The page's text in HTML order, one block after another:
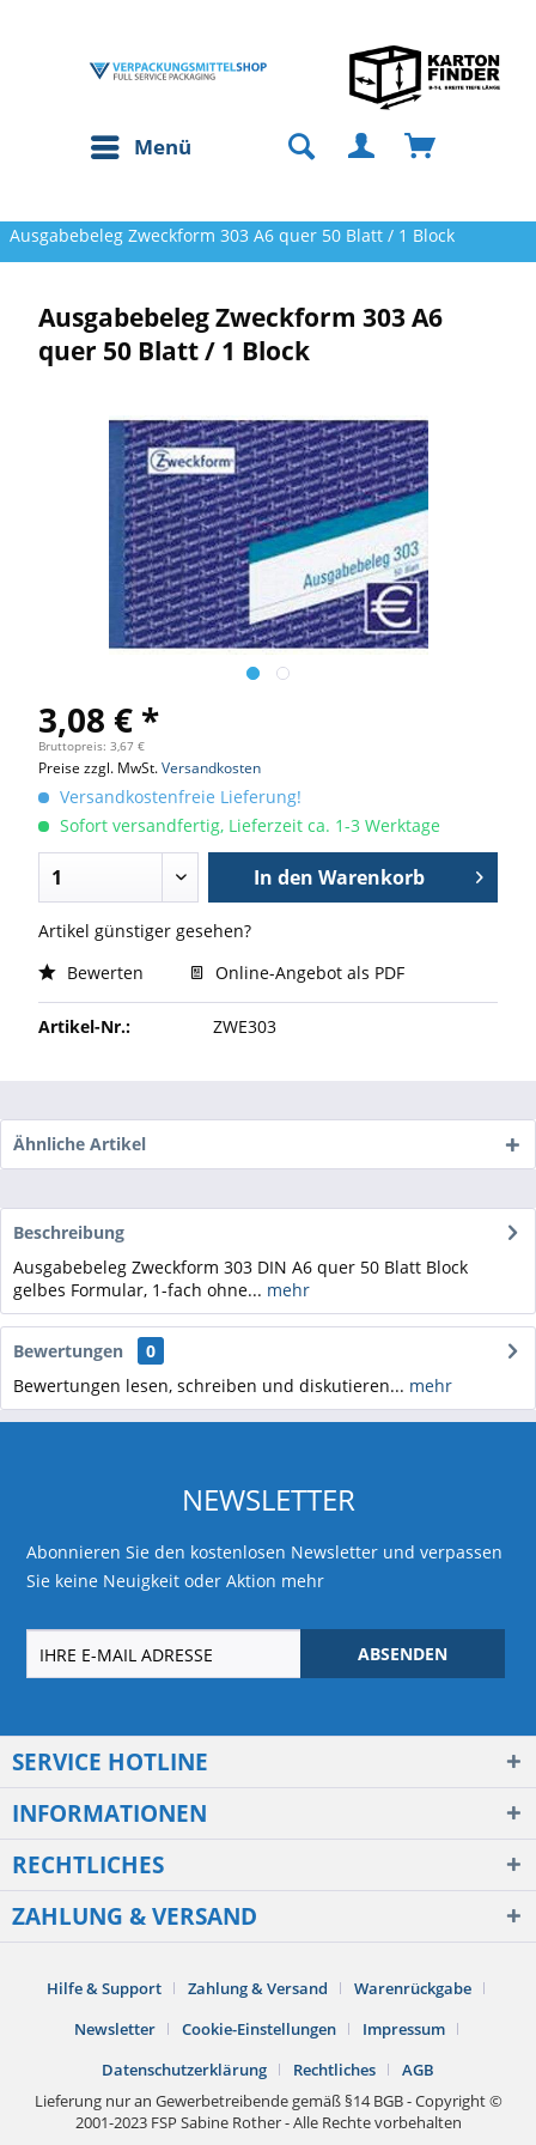
Menü
Ausgabebeleg Zweckform 303 A6 quer 50 Blatt / 1 Block
Ausgabebeleg Zweckform 303 A6
quer 50 Blatt / 1 Block
3,08 € *
Bruttopreis: 3,67 €
Preise zzgl. MwSt.Versandkosten
Versandkostenfreie Lieferung!
Sofort versandfertig, Lieferzeit ca. 1-3 Werktage
In den Warenkorb
Artikel günstiger gesehen?
Bewerten
Online-Angebot als PDF
Artikel-Nr.: ZWE303
Ähnliche Artikel
Beschreibung
Ausgabebeleg Zweckform 303 DIN A6 quer 50 Blatt Block
gelbes Formular, 1-fach ohne... mehr
Bewertungen
0
Bewertungen lesen, schreiben und diskutieren... mehr
NEWSLETTER
Abonnieren Sie den kostenlosen Newsletter und verpassen
Sie keine Neuigkeit oder Aktion mehr
ABSENDEN
SERVICE HOTLINE
INFORMATIONEN
RECHTLICHES
ZAHLUNG & VERSAND
Hilfe & Support Zahlung & Versand
Warenrückgabe
Newsletter
Cookie-Einstellungen
Impressum
Datenschutzerklärung
Rechtliches
AGB
Lieferung nur an Gewerbetreibende gemäß §14 BGB - Copyright ©
2001-2023 FSP Sabine Rother - Alle Rechte vorbehalten